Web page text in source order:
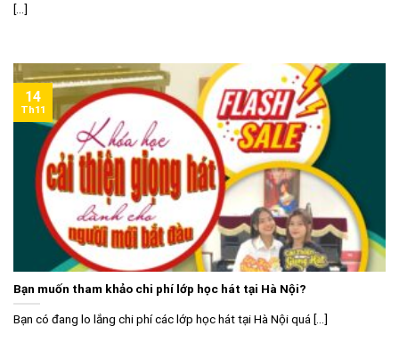
[...]
Bạn muốn tham khảo chi phí lớp học hát tại Hà Nội?
Bạn có đang lo lắng chi phí các lớp học hát tại Hà Nội quá [...]
14
Th11